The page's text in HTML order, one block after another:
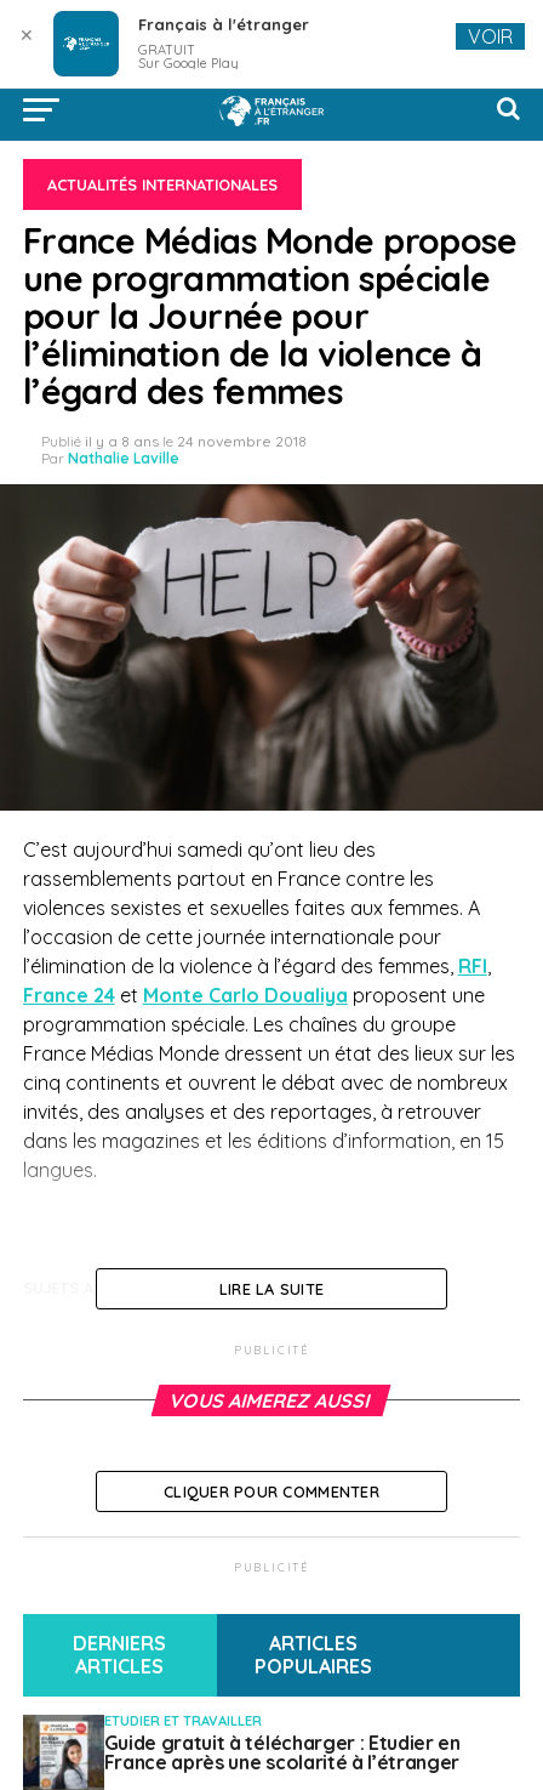
ACTUALITÉS INTERNATIONALES
France Médias Monde propose
une programmation spéciale
pour la Journée pour
l’élimination de la violence à
l’égard des femmes
Publié il y a 8 ans le 24 novembre 2018
Par Nathalie Laville
C’est aujourd’hui samedi qu’ont lieu des
rassemblements partout en France contre les
violences sexistes et sexuelles faites aux femmes. A
l’occasion de cette journée internationale pour
l’élimination de la violence à l’égard des femmes, RFI
France 24et Monte Carlo Doualiya proposent une
programmation spéciale. Les chaînes du groupe
France Médias Monde dressent un état des lieux sur les
cinq continents et ouvrent le débat avec de nombreux
invités, des analyses et des reportages, à retrouver
dans les magazines et les éditions d’information, en 15
langues.
Des échanges scolaires pour élèves expatriés
Programmation spéciale sur RFI : restitution de
LIRE LA SUITE
PUBLICITÉ
VOUS AIMEREZ AUSSI
CLIQUER POUR COMMENTER
PUBLICITÉ
DERNIERS
ARTICLES
ARTICLES
POPULAIRES
ETUDIER ET TRAVAILLER
Guide gratuit à télécharger : Etudier en
France après une scolarité à l’étranger
✕ Français à l'étranger
GRATUIT
Sur Google Play
VOIR